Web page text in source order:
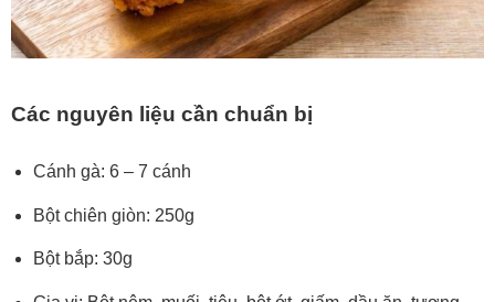
Các nguyên liệu cần chuẩn bị
Cánh gà: 6 – 7 cánh
Bột chiên giòn: 250g
Bột bắp: 30g